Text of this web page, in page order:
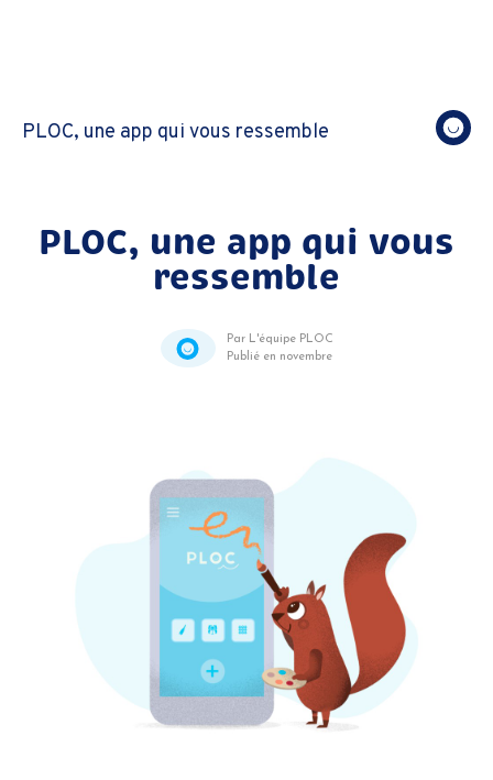
PLOC, une app qui vous ressemble
PLOC, une app qui vous
ressemble
Par L'équipe PLOC
Publié en novembre